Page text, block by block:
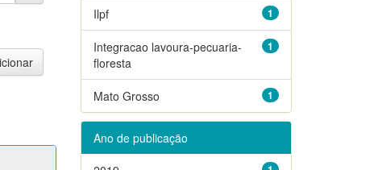
1
Ilpf
1
Integracao lavoura-pecuaria-
floresta
1
Mato Grosso
Ano de publicação